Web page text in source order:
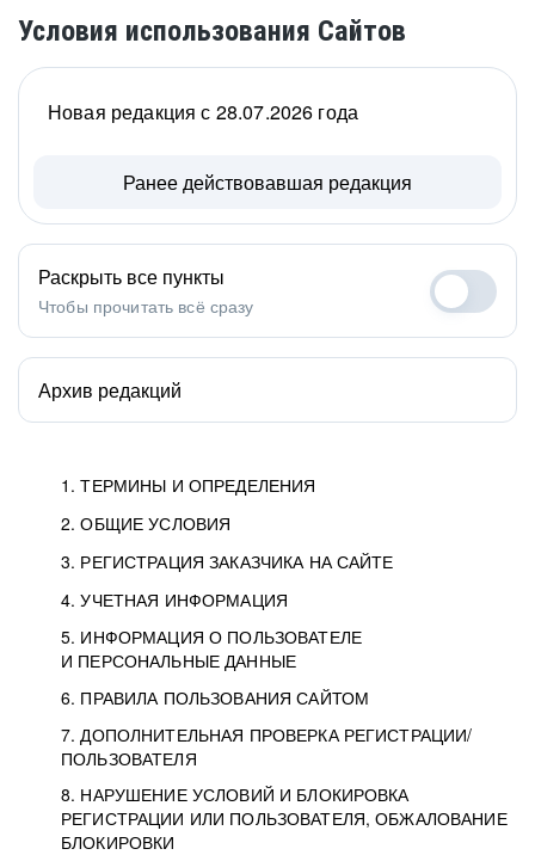
Условия использования Сайтов
1. ТЕРМИНЫ И ОПРЕДЕЛЕНИЯ
2. ОБЩИЕ УСЛОВИЯ
3. РЕГИСТРАЦИЯ ЗАКАЗЧИКА НА САЙТЕ
4. УЧЕТНАЯ ИНФОРМАЦИЯ
5. ИНФОРМАЦИЯ О ПОЛЬЗОВАТЕЛЕ
И ПЕРСОНАЛЬНЫЕ ДАННЫЕ
6. ПРАВИЛА ПОЛЬЗОВАНИЯ САЙТОМ
7. ДОПОЛНИТЕЛЬНАЯ ПРОВЕРКА РЕГИСТРАЦИИ/
ПОЛЬЗОВАТЕЛЯ
8. НАРУШЕНИЕ УСЛОВИЙ И БЛОКИРОВКА
РЕГИСТРАЦИИ ИЛИ ПОЛЬЗОВАТЕЛЯ, ОБЖАЛОВАНИЕ
БЛОКИРОВКИ
Новая редакция с 28.07.2026 года
Ранее действовавшая редакция
Раскрыть все пункты
Чтобы прочитать всё сразу
Архив редакций